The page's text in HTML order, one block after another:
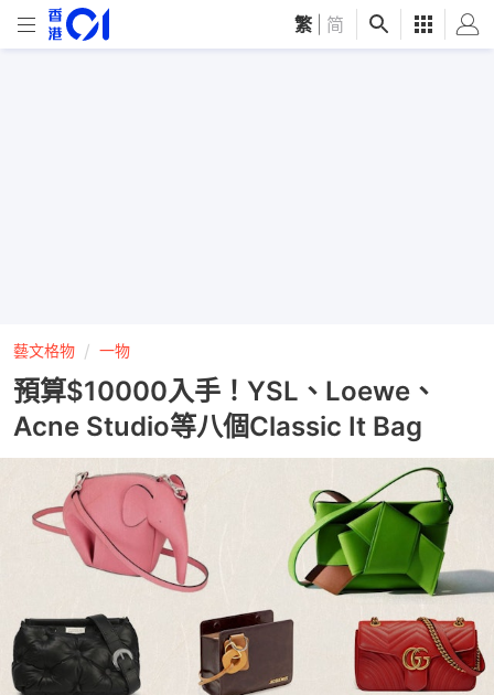
繁 简
藝文格物 一物
預算$10000入手！YSL、Loewe、
Acne Studio等八個Classic It Bag